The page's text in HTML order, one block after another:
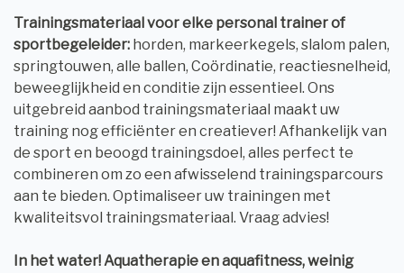
Trainingsmateriaal voor elke personal trainer of
sportbegeleider: horden, markeerkegels, slalom palen,
springtouwen, alle ballen, Coördinatie, reactiesnelheid,
beweeglijkheid en conditie zijn essentieel. Ons
uitgebreid aanbod trainingsmateriaal maakt uw
training nog efficiënter en creatiever! Afhankelijk van
de sport en beoogd trainingsdoel, alles perfect te
combineren om zo een afwisselend trainingsparcours
aan te bieden. Optimaliseer uw trainingen met
kwaliteitsvol trainingsmateriaal. Vraag advies!
In het water! Aquatherapie en aquafitness, weinig